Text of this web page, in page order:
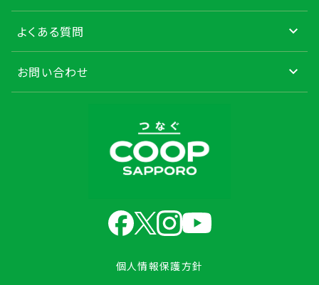
個人情報保護方針
よくある質問
お問い合わせ